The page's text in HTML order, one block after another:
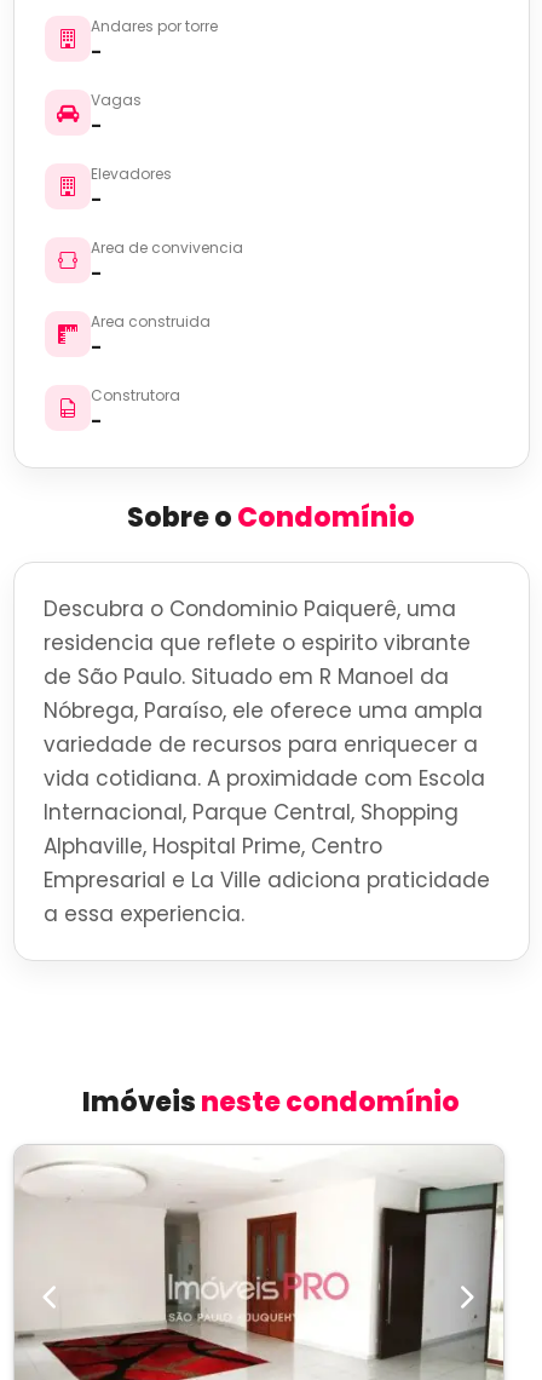
Andares por torre
-
Vagas
-
Elevadores
-
Area de convivencia
-
Area construida
-
Construtora
-
Sobre oCondomínio
Descubra o Condominio Paiquerê, uma
residencia que reflete o espirito vibrante
de São Paulo. Situado em R Manoel da
Nóbrega, Paraíso, ele oferece uma ampla
variedade de recursos para enriquecer a
vida cotidiana. A proximidade com Escola
Internacional, Parque Central, Shopping
Alphaville, Hospital Prime, Centro
Empresarial e La Ville adiciona praticidade
a essa experiencia.
Imóveisneste condomínio
Previous Next